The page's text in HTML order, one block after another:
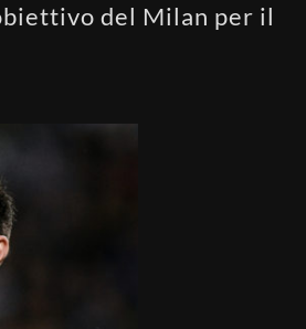
del Milan per il